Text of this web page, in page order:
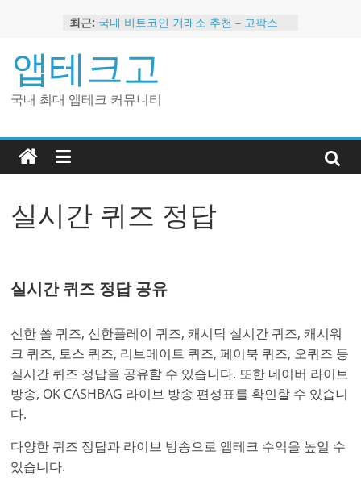
content
최근: 국내 비트코인 거래소 추천 – 고팍스
트
2024 강력히 추천하는 은행 멤버십 현
금 앱테크
해외 코인 거래소 추천 순위 BEST 2
앱테크고
국내 최대 앱테크 커뮤니티
실시간 퀴즈 정답
실시간 퀴즈 정답 공유
신한 쏠 퀴즈, 신한플레이 퀴즈, 캐시닥 실시간 퀴즈, 캐시워
크 퀴즈, 토스 퀴즈, 리브메이트 퀴즈, 페이북 퀴즈, 오퀴즈 등
실시간 퀴즈 정답을 공유할 수 있습니다. 또한 네이버 라이브
방송, OK CASHBAG 라이브 방송 편성표를 확인할 수 있습니
다.
다양한 퀴즈 정답과 라이브 방송으로 앱테크 수익을 높일 수
있습니다.